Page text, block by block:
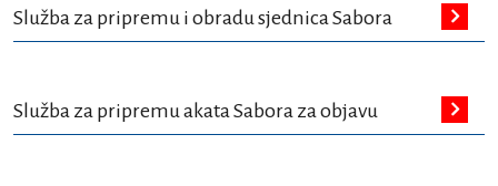
Služba za pripremu i obradu sjednica Sabora
Služba za pripremu akata Sabora za objavu